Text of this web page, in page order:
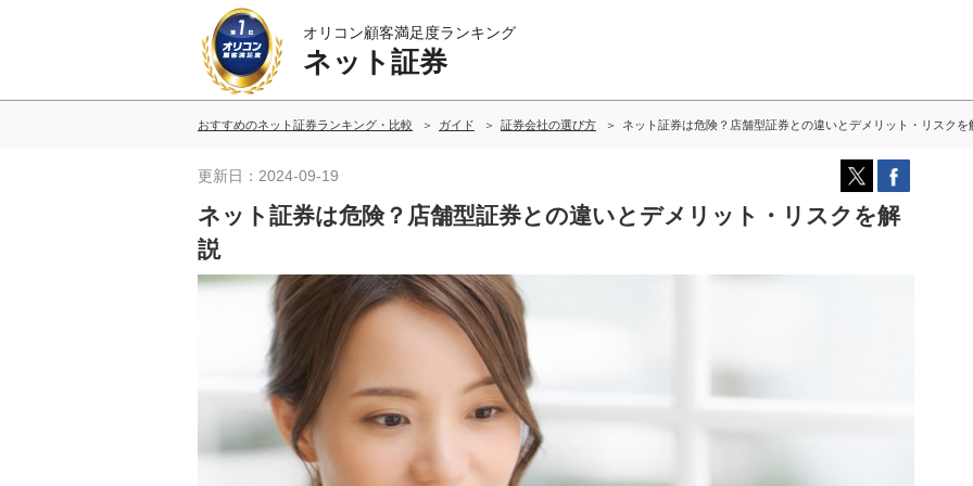
オリコン顧客満足度ランキング
ネット証券
おすすめのネット証券ランキング・比較 ガイド 証券会社の選び方 ネット証券は危険？店舗型証券との違いとデメリット・リスクを
更新日：2024-09-19
ネット証券は危険？店舗型証券との違いとデメリット・リスクを解
説